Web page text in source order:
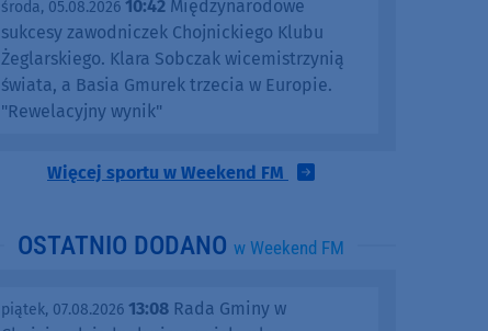
środa, 05.08.2026 10:42 Międzynarodowe
sukcesy zawodniczek Chojnickiego Klubu
Żeglarskiego. Klara Sobczak wicemistrzynią
świata, a Basia Gmurek trzecia w Europie.
"Rewelacyjny wynik"
Więcej sportu w Weekend FM
OSTATNIO DODANO w Weekend FM
piątek, 07.08.2026 13:08 Rada Gminy w